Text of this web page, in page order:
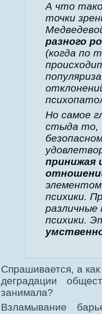
А что
точки
разного
(когда по
Но самое
стыда то,
принижая
психики.
различные
психики.
Спрашивается, а
деградации
занимала?
Взламывание